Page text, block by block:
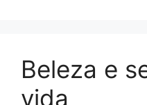
Beleza e
vida